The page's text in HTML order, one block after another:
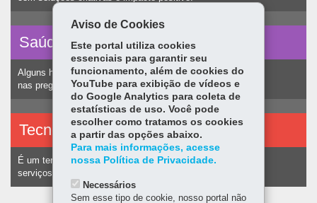
Saúde vocal
Alguns hábitos humanos podem ocasionar nódulos
nas pregas vocais e consequentemente alteração na voz.
Tecnologias assistivas
É um termo utilizado para identificar recursos e
serviços voltados a pessoas com deficiência.
Aviso de Cookies
Este portal utiliza cookies
essenciais para garantir seu
funcionamento, além de cookies do
YouTube para exibição de vídeos e
do Google Analytics para coleta de
estatísticas de uso. Você pode
escolher como tratamos os cookies
a partir das opções abaixo.
Para mais informações, acesse
nossa Política de Privacidade.
Necessários
Sem esse tipo de cookie, nosso portal não